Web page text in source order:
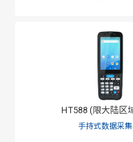
HT588 (限大陆区
手持式数据采